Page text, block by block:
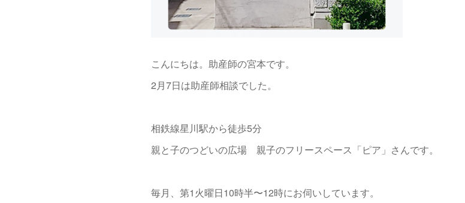
こんにちは。助産師の宮本です。
2月7日は助産師相談でした。
相鉄線星川駅から徒歩5分
親と子のつどいの広場 親子のフリースペース「ピア」さんです。
毎月、第1火曜日10時半〜12時にお伺いしています。